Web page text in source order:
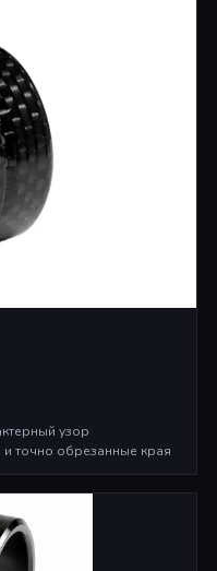
узор
и точно обрезанные края